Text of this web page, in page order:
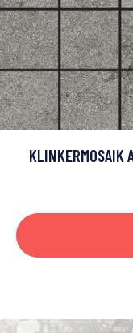
KLINKERMOSAIK